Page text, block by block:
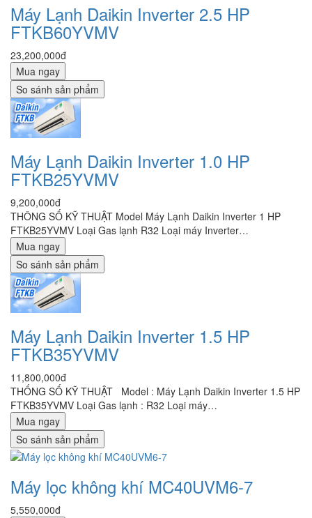
Máy Lạnh Daikin Inverter 2.5 HP
FTKB60YVMV
23,200,000đ
Mua ngay
So sánh sản phẩm
Máy Lạnh Daikin Inverter 1.0 HP
FTKB25YVMV
9,200,000đ
THÔNG SỐ KỸ THUẬT Model Máy Lạnh Daikin Inverter 1 HP
FTKB25YVMV Loại Gas lạnh R32 Loại máy Inverter…
Mua ngay
So sánh sản phẩm
Máy Lạnh Daikin Inverter 1.5 HP
FTKB35YVMV
11,800,000đ
THỐNG SỐ KỸ THUẬT Model : Máy Lạnh Daikin Inverter 1.5 HP
FTKB35YVMV Loại Gas lạnh : R32 Loại máy…
Mua ngay
So sánh sản phẩm
Máy lọc không khí MC40UVM6-7
5,550,000đ